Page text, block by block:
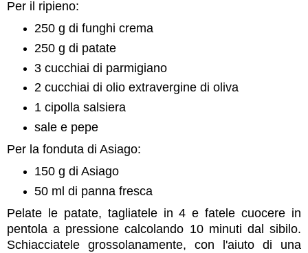
Per il ripieno:
250 g di funghi crema
250 g di patate
3 cucchiai di parmigiano
2 cucchiai di olio extravergine di oliva
1 cipolla salsiera
sale e pepe
Per la fonduta di Asiago:
150 g di Asiago
50 ml di panna fresca
Pelate le patate, tagliatele in 4 e fatele cuocere in
pentola a pressione calcolando 10 minuti dal sibilo.
Schiacciatele grossolanamente, con l'aiuto di una